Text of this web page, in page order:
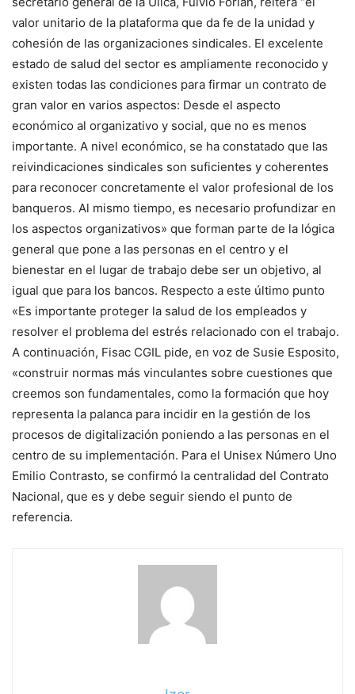
valor unitario de la plataforma que da fe de la unidad y
cohesión de las organizaciones sindicales. El excelente
estado de salud del sector es ampliamente reconocido y
existen todas las condiciones para firmar un contrato de
gran valor en varios aspectos: Desde el aspecto
económico al organizativo y social, que no es menos
importante. A nivel económico, se ha constatado que las
reivindicaciones sindicales son suficientes y coherentes
para reconocer concretamente el valor profesional de los
banqueros. Al mismo tiempo, es necesario profundizar en
los aspectos organizativos» que forman parte de la lógica
general que pone a las personas en el centro y el
bienestar en el lugar de trabajo debe ser un objetivo, al
igual que para los bancos. Respecto a este último punto
«Es importante proteger la salud de los empleados y
resolver el problema del estrés relacionado con el trabajo.
A continuación, Fisac ​​​​​CGIL pide, en voz de Susie Esposito,
«construir normas más vinculantes sobre cuestiones que
creemos son fundamentales, como la formación que hoy
representa la palanca para incidir en la gestión de los
procesos de digitalización poniendo a las personas en el
centro de su implementación. Para el Unisex Número Uno
Emilio Contrasto, se confirmó la centralidad del Contrato
Nacional, que es y debe seguir siendo el punto de
referencia.